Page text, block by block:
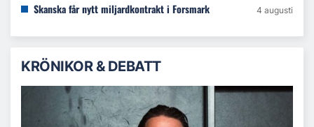
Skanska får nytt miljardkontrakt i Forsmark 4 augusti
KRÖNIKOR & DEBATT